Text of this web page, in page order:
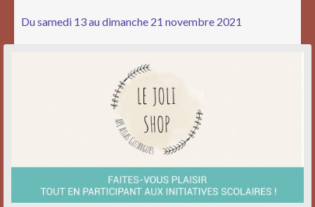
Du samedi 13 au dimanche 21 novembre 2021